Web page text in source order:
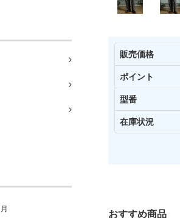
販売価格
ポイント
型番
在庫状況
おすすめ商品